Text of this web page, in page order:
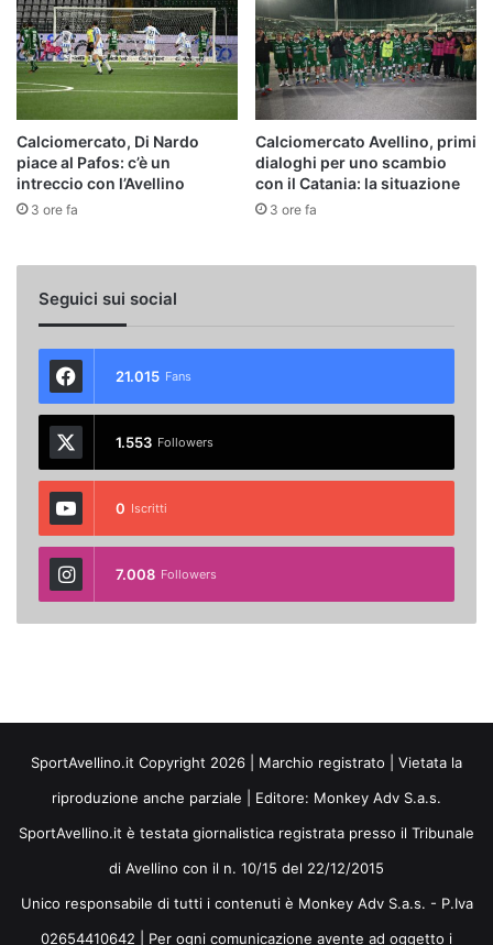
Calciomercato, Di Nardo
piace al Pafos: c’è un
intreccio con l’Avellino
3 ore fa
Calciomercato Avellino, primi
dialoghi per uno scambio
con il Catania: la situazione
3 ore fa
Seguici sui social
21.015 Fans
1.553 Followers
0 Iscritti
7.008 Followers
SportAvellino.it Copyright 2026 | Marchio registrato | Vietata la
riproduzione anche parziale | Editore: Monkey Adv S.a.s.
SportAvellino.it è testata giornalistica registrata presso il Tribunale
di Avellino con il n. 10/15 del 22/12/2015
Unico responsabile di tutti i contenuti è Monkey Adv S.a.s. - P.Iva
02654410642 | Per ogni comunicazione avente ad oggetto i